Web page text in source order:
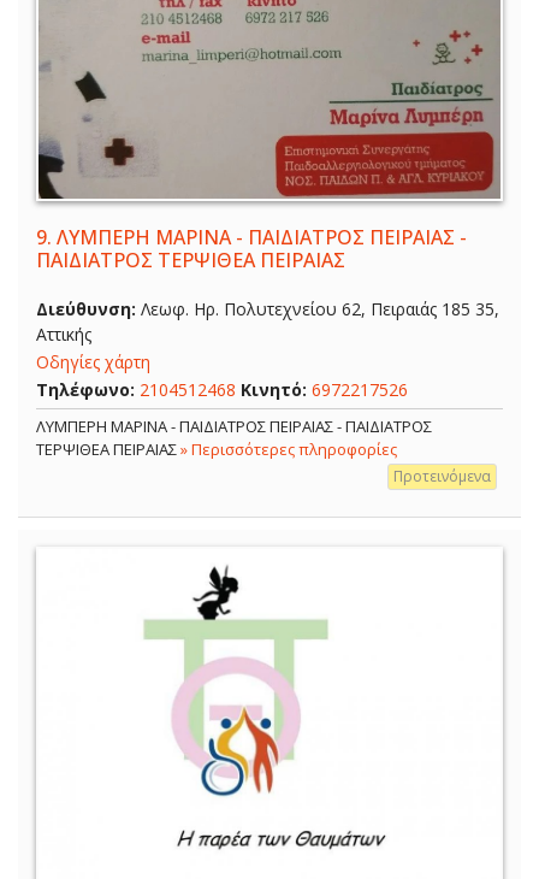
9. ΛΥΜΠΕΡΗ ΜΑΡΙΝΑ - ΠΑΙΔΙΑΤΡΟΣ ΠΕΙΡΑΙΑΣ -
ΠΑΙΔΙΑΤΡΟΣ ΤΕΡΨΙΘΕΑ ΠΕΙΡΑΙΑΣ
Διεύθυνση: Λεωφ. Ηρ. Πολυτεχνείου 62, Πειραιάς 185 35,
Αττικής
Οδηγίες χάρτη
Τηλέφωνο: 2104512468 Κινητό: 6972217526
ΛΥΜΠΕΡΗ ΜΑΡΙΝΑ - ΠΑΙΔΙΑΤΡΟΣ ΠΕΙΡΑΙΑΣ - ΠΑΙΔΙΑΤΡΟΣ
ΤΕΡΨΙΘΕΑ ΠΕΙΡΑΙΑΣ» Περισσότερες πληροφορίες
Προτεινόμενα